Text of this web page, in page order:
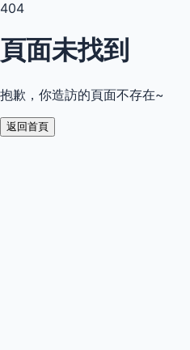
404
頁面未找到
抱歉，你造訪的頁面不存在~
返回首頁